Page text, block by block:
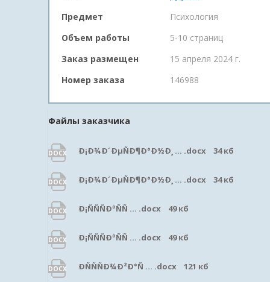
Предмет
Психология
Объем работы
5-10 страниц
Заказ размещен
15 апреля 2024 г.
Номер заказа
146988
Файлы заказчика
DOCX Ð¡Ð¾Ð´ÐµÑÐ¶Ð°Ð½Ð¸ ... .docx 34 кб
DOCX Ð¡Ð¾Ð´ÐµÑÐ¶Ð°Ð½Ð¸ ... .docx 34 кб
DOCX Ð¡ÑÑÑÐºÑÑ ... .docx 49 кб
DOCX Ð¡ÑÑÑÐºÑÑ ... .docx 49 кб
DOCX ÐÑÑÑÐ¾Ð²Ð°Ñ ... .docx 121 кб